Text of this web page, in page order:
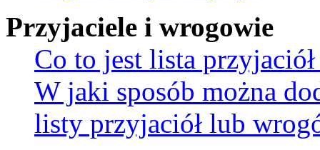
Przyjaciele i wrogowie
Co to jest lista
W jaki sposób można
listy przyjaciół lub